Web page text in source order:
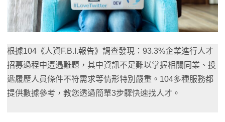
根據104《人資F.B.I.報告》調查發現：93.3%企業進行人才
招募過程中遭遇難題，其中資訊不足難以掌握相關同業、投
遞履歷人員條件不符需求等情形特別嚴重。104多種服務都
提供數據參考，教您透過簡單3步驟快速找人才。